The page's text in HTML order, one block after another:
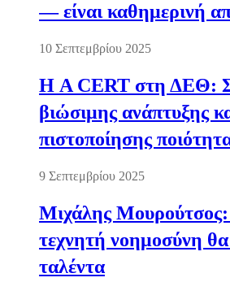
— είναι καθημερινή
10 Σεπτεμβρίου 2025
Η A CERT στη ΔΕΘ:
βιώσιμης ανάπτυξης
πιστοποίησης
9 Σεπτεμβρίου 2025
Μιχάλης
τεχνητή νοημοσύνη θα
ταλέντα